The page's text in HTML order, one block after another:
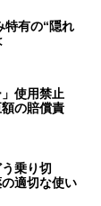
特有の“隠れ
」使用禁止
の賠償責
乗り切
適切な使い